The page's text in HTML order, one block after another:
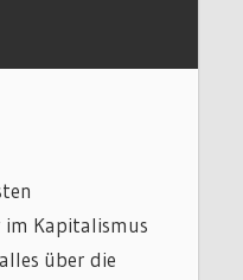
Kapitalismus
über die